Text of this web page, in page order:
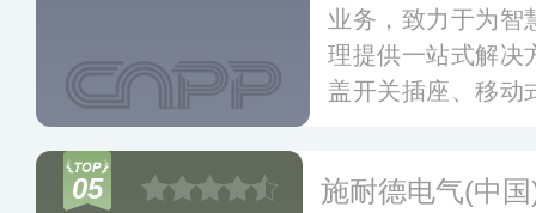
业务，致力于为智
理提供一站式解决
盖开关插座、移动
电需求‌。更多
05 施耐德电气(中